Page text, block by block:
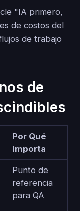
"IA primero,
de costos del
de trabajo
de
Por Qué
Importa
Punto de
referencia
para QA